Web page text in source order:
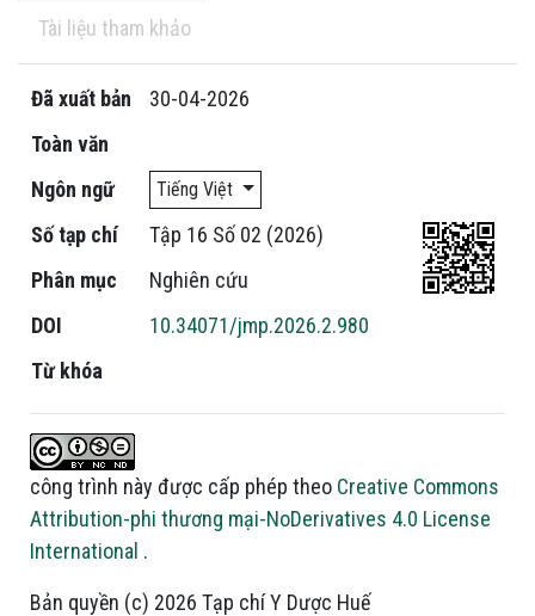
Tài liệu tham khảo
Đã xuất bản
30-04-2026
Toàn văn
Ngôn ngữ
Tiếng Việt
Số tạp chí
Tập 16 Số 02 (2026)
Phân mục
Nghiên cứu
DOI
10.34071/jmp.2026.2.980
Từ khóa
công trình này được cấp phép theo Creative Commons
Attribution-phi thương mại-NoDerivatives 4.0 License
International .
Bản quyền (c) 2026 Tạp chí Y Dược Huế